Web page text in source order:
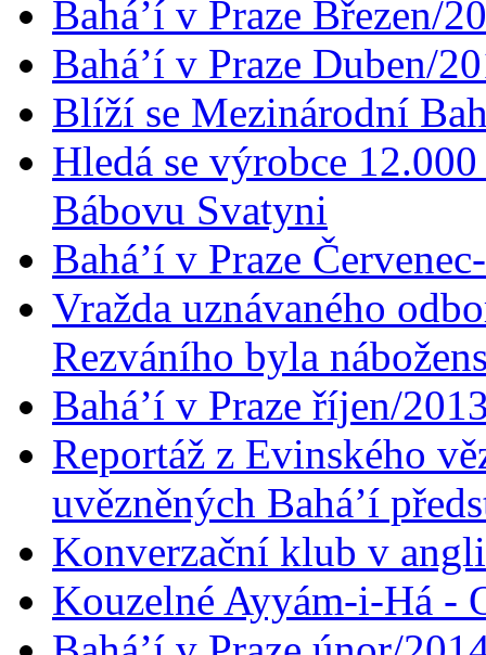
Bahá’í v Praze Březen/
Bahá’í v Praze Duben/
Blíží se Mezinárodní
Hledá se výrobce
Bábovu Svatyni
Bahá’í v Praze
Vražda uznávaného
Rezváního byla
Bahá’í v Praze říjen/
Reportáž z Evinského
uvězněných Bahá’í
Konverzační klub v
Kouzelné Ayyám-i-Há -